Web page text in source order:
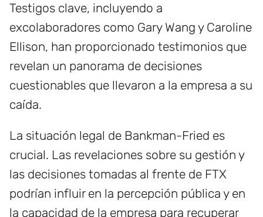
Testigos clave, incluyendo a
excolaboradores como Gary Wang y Caroline
Ellison, han proporcionado testimonios que
revelan un panorama de decisiones
cuestionables que llevaron a la empresa a su
caída.
La situación legal de Bankman-Fried es
crucial. Las revelaciones sobre su gestión y
las decisiones tomadas al frente de FTX
podrían influir en la percepción pública y en
la capacidad de la empresa para recuperar